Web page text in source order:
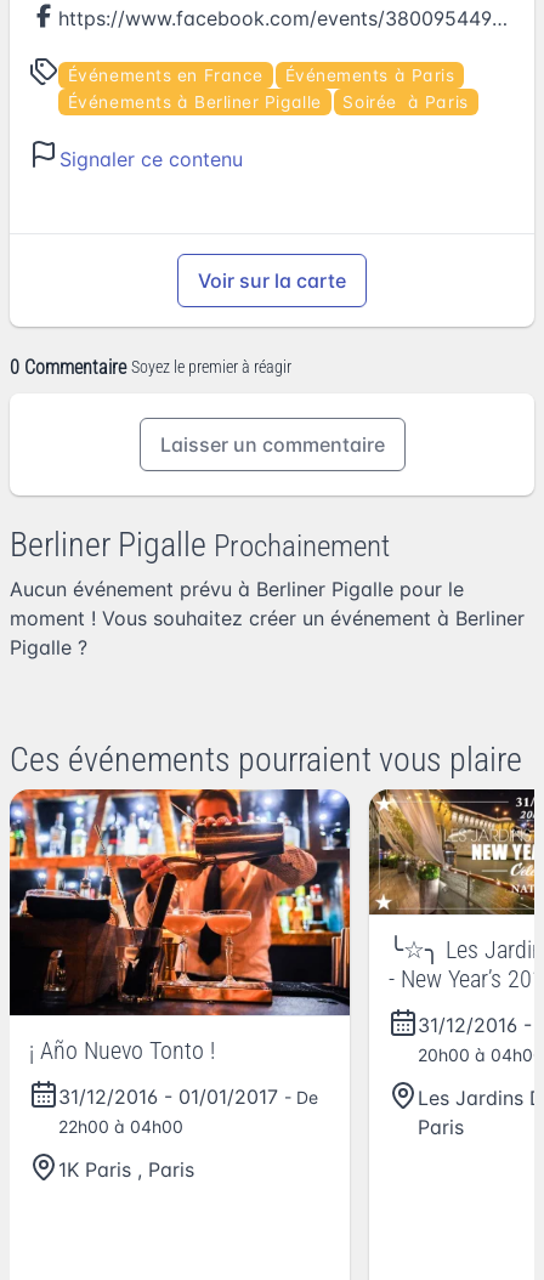
https://www.facebook.com/events/380095449008908
Événements en France
Événements à Paris
Événements à Berliner Pigalle
Soirée à Paris
Signaler ce contenu
Voir sur la carte
0 Commentaire Soyez le premier à réagir
Laisser un commentaire
Berliner Pigalle Prochainement
Aucun événement prévu à Berliner Pigalle pour le
moment ! Vous souhaitez créer un événement à Berliner
Pigalle ?
Ces événements pourraient vous plaire
¡ Año Nuevo Tonto !
31/12/2016 - 01/01/2017 - De
22h00 à 04h00
1K Paris , Paris
╰☆╮ Les
- New Year’s
31/12/2016 -
20h00 à 04h00
Les Jardins
Paris